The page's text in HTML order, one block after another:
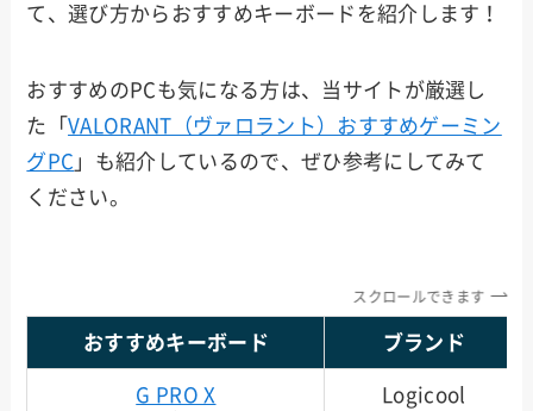
て、選び方からおすすめキーボードを紹介します！
おすすめのPCも気になる方は、当サイトが厳選し
た「VALORANT（ヴァロラント）おすすめゲーミン
グPC 」も紹介しているので、ぜひ参考にしてみて
ください。
スクロールできます
おすすめキーボード ブランド
G PRO X Logicool